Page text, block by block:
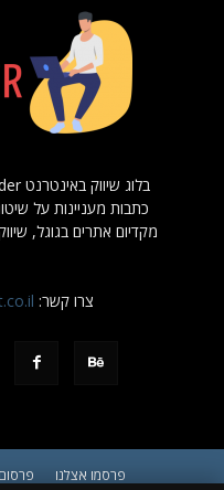
כתבות מעניינות על
מקדיום אתרים בגוגל,
צרו קשר:
פרסמו אצלנו